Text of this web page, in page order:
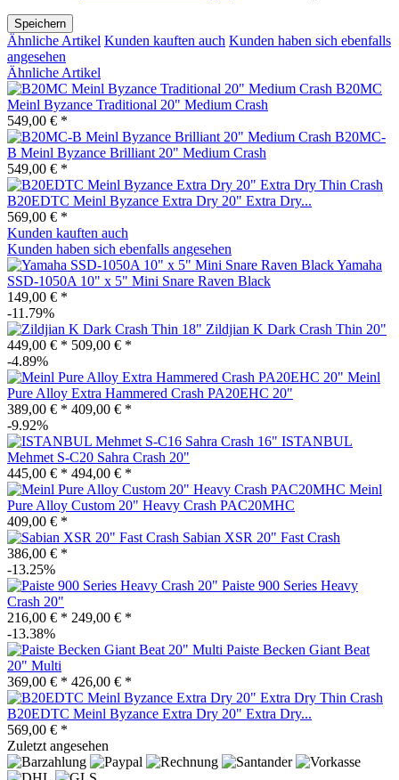
Speichern
Ähnliche Artikel Kunden kauften auch Kunden haben sich ebenfalls
angesehen
Ähnliche Artikel
B20MC
Meinl Byzance Traditional 20" Medium Crash
549,00 € *
B20MC-
B Meinl Byzance Brilliant 20" Medium Crash
549,00 € *
B20EDTC Meinl Byzance Extra Dry 20" Extra Dry...
569,00 € *
Kunden kauften auch
Kunden haben sich ebenfalls angesehen
Yamaha
SSD-1050A 10" x 5" Mini Snare Raven Black
149,00 € *
-11.79%
Zildjian K Dark Crash Thin 20"
449,00 € * 509,00 € *
-4.89%
Meinl
Pure Alloy Extra Hammered Crash PA20EHC 20"
389,00 € * 409,00 € *
-9.92%
ISTANBUL
Mehmet S-C20 Sahra Crash 20"
445,00 € * 494,00 € *
Meinl
Pure Alloy Custom 20" Heavy Crash PAC20MHC
409,00 € *
Sabian XSR 20" Fast Crash
386,00 € *
-13.25%
Paiste 900 Series Heavy
Crash 20"
216,00 € * 249,00 € *
-13.38%
Paiste Becken Giant Beat
20" Multi
369,00 € * 426,00 € *
B20EDTC Meinl Byzance Extra Dry 20" Extra Dry...
569,00 € *
Zuletzt angesehen